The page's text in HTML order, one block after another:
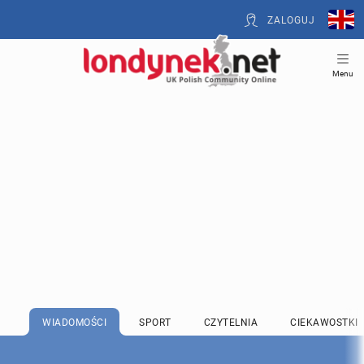
ZALOGUJ
Menu
WIADOMOŚCI SPORT CZYTELNIA CIEKAWOSTKI